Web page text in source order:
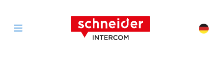
Open menu
Schneider